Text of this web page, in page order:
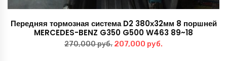
Передняя тормозная система D2 380х32мм 8 поршней
MERCEDES-BENZ G350 G500 W463 89~18
270,000руб. Первоначальная
207,000 руб.